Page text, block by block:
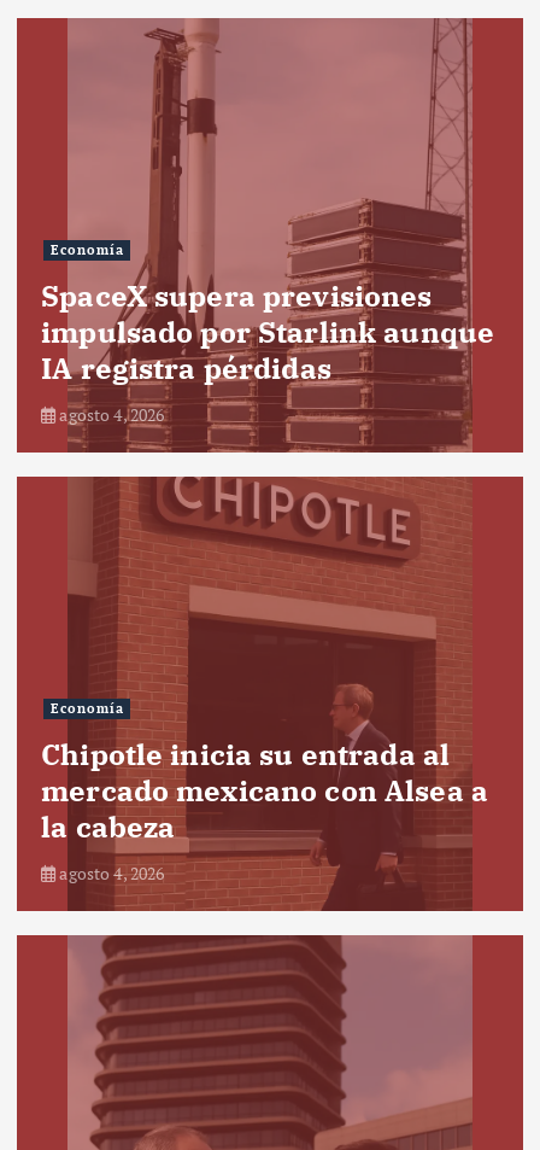
Economía
SpaceX supera previsiones
impulsado por Starlink aunque
IA registra pérdidas
agosto 4, 2026
Economía
Chipotle inicia su entrada al
mercado mexicano con Alsea a
la cabeza
agosto 4, 2026